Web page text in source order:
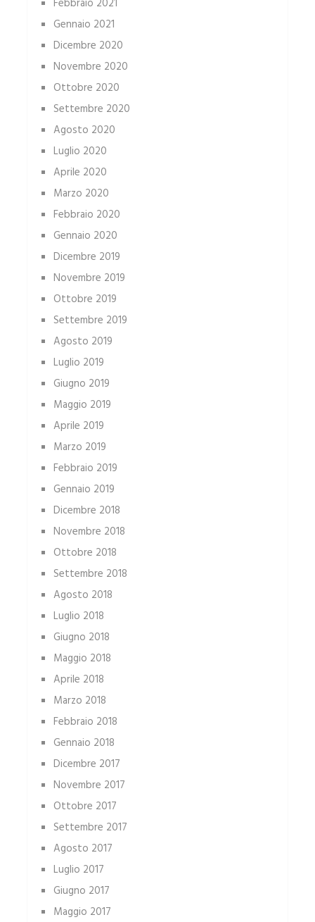
Febbraio 2021
Gennaio 2021
Dicembre 2020
Novembre 2020
Ottobre 2020
Settembre 2020
Agosto 2020
Luglio 2020
Aprile 2020
Marzo 2020
Febbraio 2020
Gennaio 2020
Dicembre 2019
Novembre 2019
Ottobre 2019
Settembre 2019
Agosto 2019
Luglio 2019
Giugno 2019
Maggio 2019
Aprile 2019
Marzo 2019
Febbraio 2019
Gennaio 2019
Dicembre 2018
Novembre 2018
Ottobre 2018
Settembre 2018
Agosto 2018
Luglio 2018
Giugno 2018
Maggio 2018
Aprile 2018
Marzo 2018
Febbraio 2018
Gennaio 2018
Dicembre 2017
Novembre 2017
Ottobre 2017
Settembre 2017
Agosto 2017
Luglio 2017
Giugno 2017
Maggio 2017